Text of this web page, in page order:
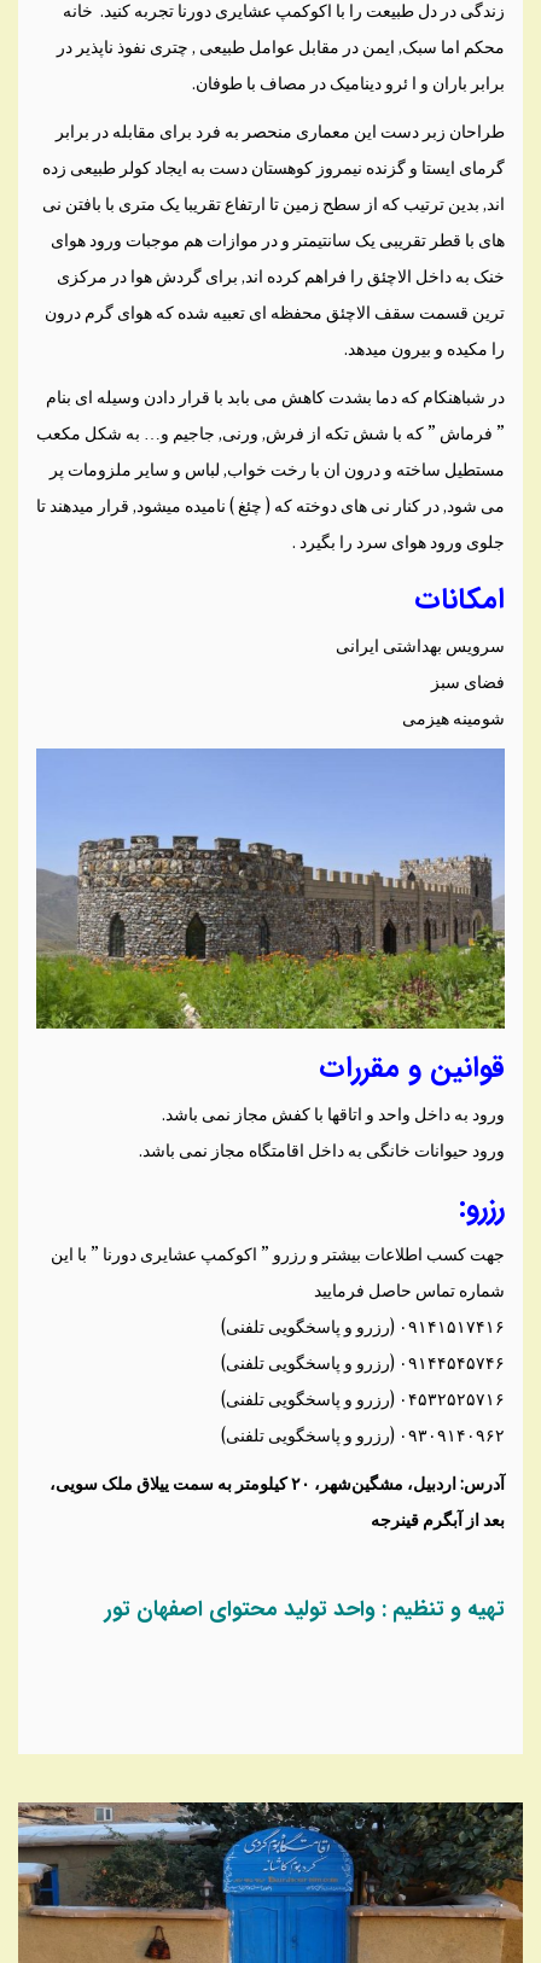
زندگی در دل طبیعت را با اکوکمپ عشایری دورنا تجربه کنید. خانه
محکم اما سبک, ایمن در مقابل عوامل طبیعی , چتری نفوذ ناپذیر در
برابر باران و ا ئرو دینامیک در مصاف با طوفان.
طراحان زبر دست این معماری منحصر به فرد برای مقابله در برابر
گرمای ایستا و گزنده نیمروز کوهستان دست به ایجاد کولر طبیعی زده
اند, بدین ترتیب که از سطح زمین تا ارتفاع تقریبا یک متری با بافتن نی
های با قطر تقریبی یک سانتیمتر و در موازات هم موجبات ورود هوای
خنک به داخل الاچئق را فراهم کرده اند, برای گردش هوا در مرکزی
ترین قسمت سقف الاچئق محفظه ای تعبیه شده که هوای گرم درون
را مکیده و بیرون میدهد.
در شباهنکام که دما بشدت کاهش می بابد با قرار دادن وسیله ای بنام
” فرماش ” که با شش تکه از فرش, ورنی, جاجیم و… به شکل مکعب
مستطیل ساخته و درون ان با رخت خواب, لباس و سایر ملزومات پر
می شود, در کنار نی های دوخته که ( چئغ ) نامیده میشود, قرار میدهند تا
جلوی ورود هوای سرد را بگیرد .
امکانات
سرویس بهداشتی ایرانی
فضای سبز
شومینه هیزمی
قوانین و مقررات
ورود به داخل واحد و اتاقها با کفش مجاز نمی باشد.
ورود حیوانات خانگی به داخل اقامتگاه مجاز نمی باشد.
رزرو:
جهت کسب اطلاعات بیشتر و رزرو ” اکوکمپ عشایری دورنا ” با این
شماره تماس حاصل فرمایید
۰۹۱۴۱۵۱۷۴۱۶ (رزرو و پاسخگویی تلفنی)
۰۹۱۴۴۵۴۵۷۴۶ (رزرو و پاسخگویی تلفنی)
۰۴۵۳۲۵۲۵۷۱۶ (رزرو و پاسخگویی تلفنی)
۰۹۳۰۹۱۴۰۹۶۲ (رزرو و پاسخگویی تلفنی)
آدرس: اردبیل، مشگین‌شهر، ۲۰ کیلومتر به سمت ییلاق ملک سویی،
بعد از آبگرم قینرجه
تهیه و تنظیم : واحد تولید محتوای اصفهان تور